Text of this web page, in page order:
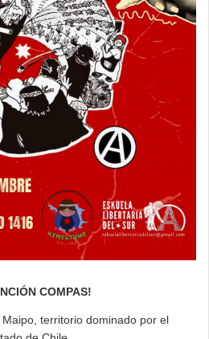
COMPAS!
territorio dominado por el